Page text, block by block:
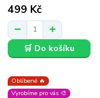
499 Kč
🛒 Do košíku
Oblíbené 🔥
Vyrobíme pro vás 🎨